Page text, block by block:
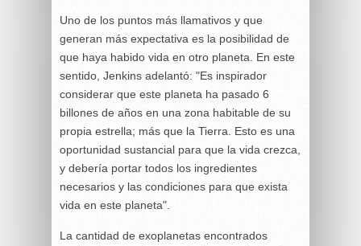
Uno de los puntos más llamativos y que
generan más expectativa es la posibilidad de
que haya habido vida en otro planeta. En este
sentido, Jenkins adelantó: "Es inspirador
considerar que este planeta ha pasado 6
billones de años en una zona habitable de su
propia estrella; más que la Tierra. Esto es una
oportunidad sustancial para que la vida crezca,
y debería portar todos los ingredientes
necesarios y las condiciones para que exista
vida en este planeta".
La cantidad de exoplanetas encontrados